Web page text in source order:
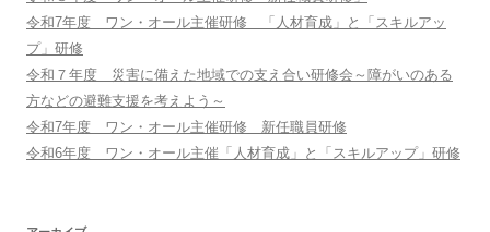
令和7年度 ワン・オール主催研修 「人材育成」と「スキルアッ
プ」研修
令和７年度 災害に備えた地域での支え合い研修会～障がいのある
方などの避難支援を考えよう～
令和7年度 ワン・オール主催研修 新任職員研修
令和6年度 ワン・オール主催「人材育成」と「スキルアップ」研修